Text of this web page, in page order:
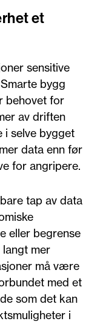
et
sensitive
bygg
behovet for
av driften
i selve bygget
data enn før
for angripere.
tap av data
eller begrense
langt mer
må være
med et
som det kan
i